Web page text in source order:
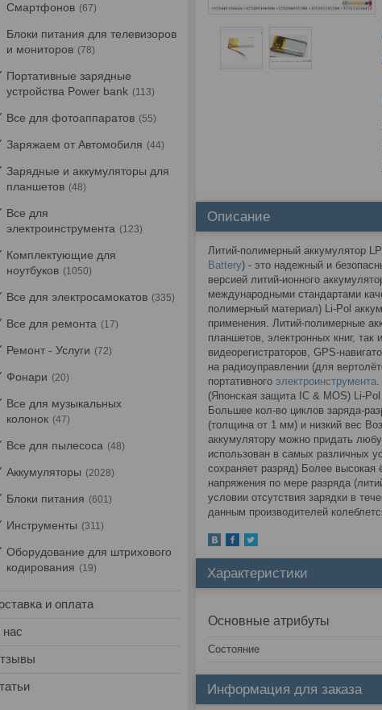
Описание
Литий-полимерный аккумулятор
Battery) - это надежный и
версией литий-ионного
международными стандартами
полимерный материал) Li-Pol
применения. Литий-полимерные
планшетов, электронных книг,
видеорегистраторов, GPS-
на радиоуправлении (для
портативного электроинструмента.
(Японская защита IC & MOS) Li-
Большее кол-во циклов заряда-
(толщина от 1 мм) и низкий вес
аккумулятору можно придать
использован в самых различных
сохраняет разряд) Более высокая
напряжения по мере разряда
условии отсутствия зарядки в
данным производителей
Характеристики
Основные атрибуты
Состояние
Информация для заказа
Смартфонов
67
Блоки питания для телевизоров
и мониторов
78
Портативные зарядные
устройства Power bank
113
Все для фотоаппаратов 55
Заряжаем от Автомобиля 44
Зарядные и аккумуляторы для
планшетов
48
Все для
электроинструмента
123
Комплектующие для
ноутбуков
1050
Все для электросамокатов 335
Все для ремонта 17
Ремонт - Услуги 72
Фонари 20
Все для музыкальных
колонок
47
Все для пылесоса 48
Аккумуляторы 2028
Блоки питания 601
Инструменты 311
Оборудование для штрихового
кодирования
19
и оплата